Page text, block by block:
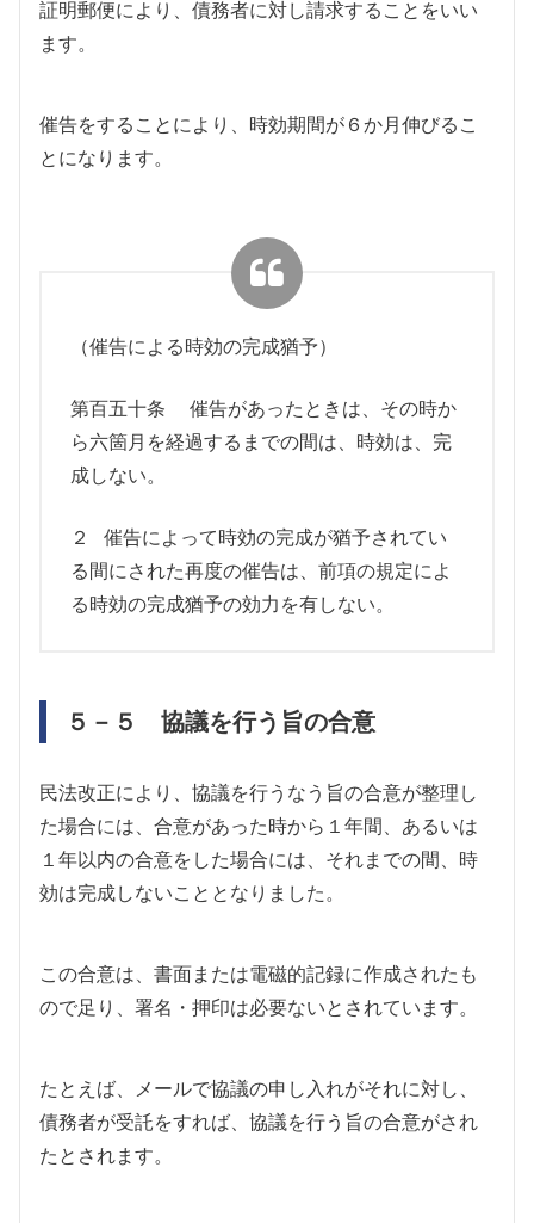
証明郵便により、債務者に対し請求することをいい
ます。
催告をすることにより、時効期間が６か月伸びるこ
とになります。
（催告による時効の完成猶予）
第百五十条 催告があったときは、その時か
ら六箇月を経過するまでの間は、時効は、完
成しない。
２ 催告によって時効の完成が猶予されてい
る間にされた再度の催告は、前項の規定によ
る時効の完成猶予の効力を有しない。
５－５ 協議を行う旨の合意
民法改正により、協議を行うなう旨の合意が整理し
た場合には、合意があった時から１年間、あるいは
１年以内の合意をした場合には、それまでの間、時
効は完成しないこととなりました。
この合意は、書面または電磁的記録に作成されたも
ので足り、署名・押印は必要ないとされています。
たとえば、メールで協議の申し入れがそれに対し、
債務者が受託をすれば、協議を行う旨の合意がされ
たとされます。